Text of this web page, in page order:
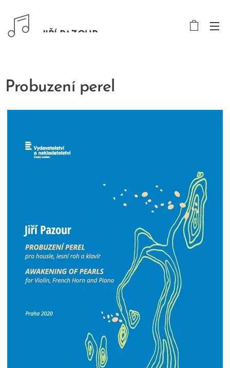
JIŘÍ PAZOUR
Probuzení perel